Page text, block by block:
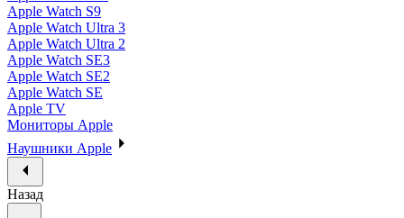
Apple Watch S9
Apple Watch Ultra 3
Apple Watch Ultra 2
Apple Watch SE3
Apple Watch SE2
Apple Watch SE
Apple TV
Мониторы Apple
Наушники Apple
Назад